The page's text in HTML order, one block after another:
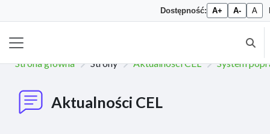
Dostępność: A+ A- A
Strona główna
Strony Aktualności CEL System
Aktualności CEL